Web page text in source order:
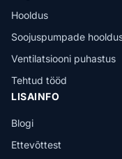
Hooldus
Soojuspumpade
Ventilatsiooni puhastus
Tehtud tööd
LISAINFO
Blogi
Ettevõttest